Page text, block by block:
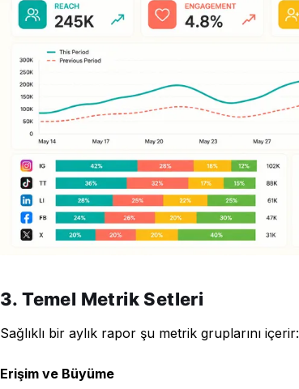
3. Temel Metrik Setleri
Sağlıklı bir aylık rapor şu metrik gruplarını içerir:
Erişim ve Büyüme